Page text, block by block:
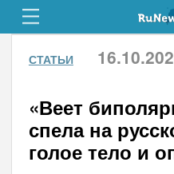
СТАТЬИ
«Веет
спела на
голое тело и